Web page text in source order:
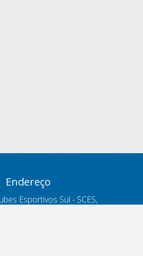
Endereço
Esportivos Sul - SCES,